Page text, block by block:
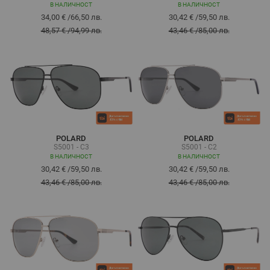
В НАЛИЧНОСТ
34,00 €/66,50 лв.
48,57 €/94,99 лв.
В НАЛИЧНОСТ
30,42 €/59,50 лв.
43,46 €/85,00 лв.
POLARD
S5001 - C3
В НАЛИЧНОСТ
30,42 €/59,50 лв.
43,46 €/85,00 лв.
POLARD
S5001 - C2
В НАЛИЧНОСТ
30,42 €/59,50 лв.
43,46 €/85,00 лв.